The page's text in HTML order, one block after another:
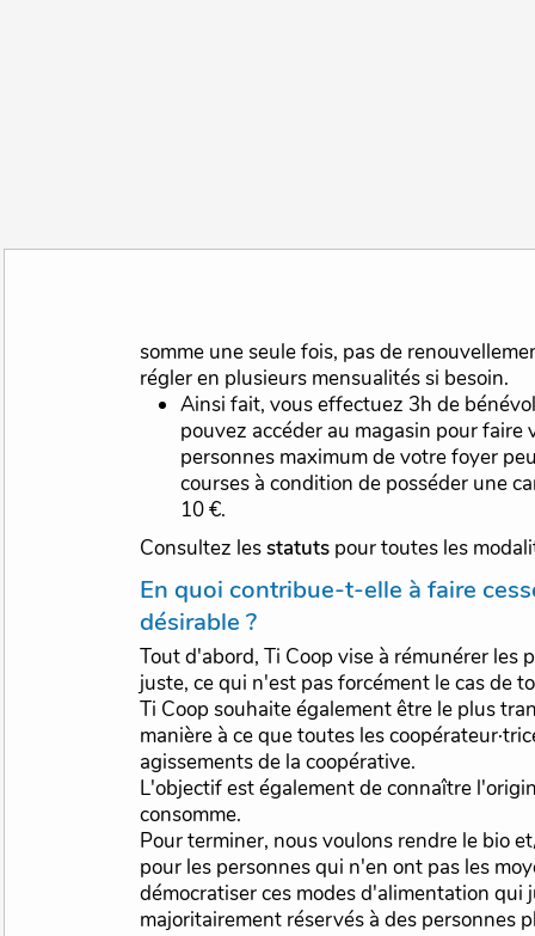
somme une seule fois, pas de renouvellement annuel. Vous pouvez
régler en plusieurs mensualités si besoin.
Ainsi fait, vous effectuez 3h de bénévolat par mois, et vous
pouvez accéder au magasin pour faire
personnes maximum de votre foyer
courses à condition de posséder une
10 €.
Consultez lesstatuts pour toutes les
En quoi contribue-t-elle à faire cesser un "avant" non
désirable ?
Tout d'abord, Ti Coop vise à rémunérer les
juste, ce qui n'est pas forcément le cas de
Ti Coop souhaite également être le plus
manière à ce que toutes les
agissements de la coopérative.
L'objectif est également de connaître
consomme.
Pour terminer, nous voulons rendre le bio
pour les personnes qui n'en ont pas les
démocratiser ces modes d'alimentation qui
majoritairement réservés à des personnes